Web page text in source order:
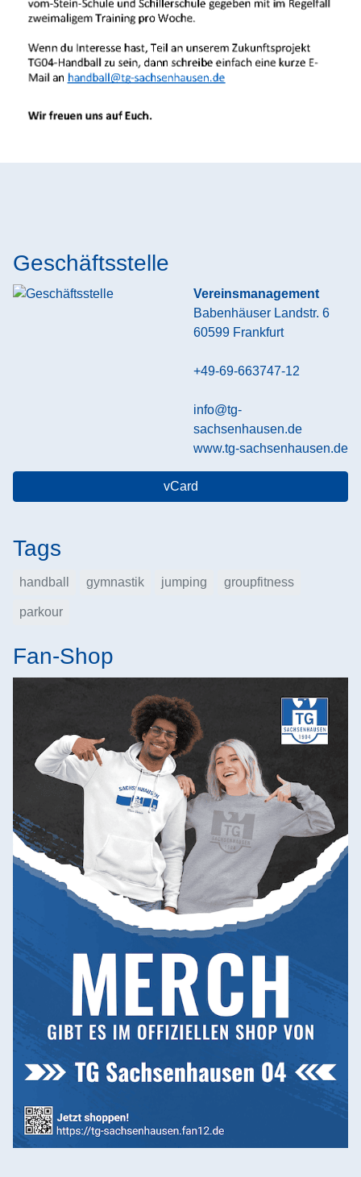
Geschäftsstelle
Vereinsmanagement
Babenhäuser Landstr. 6
60599 Frankfurt
+49-69-663747-12
info@tg-
sachsenhausen.de
www.tg-sachsenhausen.de
vCard
Tags
handball gymnastik jumping groupfitness
parkour
Fan-Shop